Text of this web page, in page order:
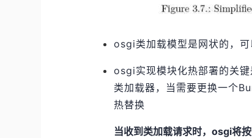
osgi类加载模型是网状的，
osgi实现模块化热部署的关
类加载器，当需要更换一个
热替换
当收到类加载请求时，osgi将